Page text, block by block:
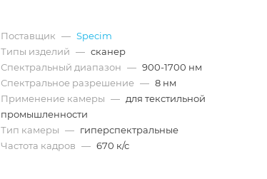
Поставщик — Specim
Типы изделий — сканер
Спектральный диапазон — 900-1700 нм
Спектральное разрешение — 8 нм
Применение камеры — для текстильной
промышленности
Тип камеры — гиперспектральные
Частота кадров — 670 к/с